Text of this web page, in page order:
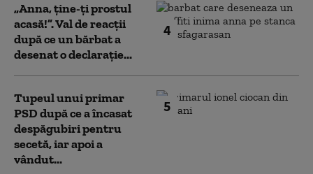
4
„Anna, ţine-ţi prostul
acasă!”. Val de reacții
după ce un bărbat a
desenat o declarație...
5
Tupeul unui primar
PSD după ce a încasat
despăgubiri pentru
secetă, iar apoi a
vândut...